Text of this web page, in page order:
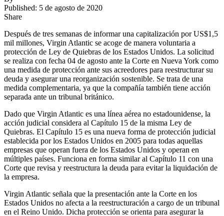
Published: 5 de agosto de 2020
Share
Después de tres semanas de informar una capitalización por US$1,5
mil millones, Virgin Atlantic se acoge de manera voluntaria a
protección de Ley de Quiebras de los Estados Unidos. La solicitud
se realiza con fecha 04 de agosto ante la Corte en Nueva York como
una medida de protección ante sus acreedores para reestructurar su
deuda y asegurar una reorganización sostenible. Se trata de una
medida complementaria, ya que la compañía también tiene acción
separada ante un tribunal británico.
Dado que Virgin Atlantic es una línea aérea no estadounidense, la
acción judicial considera al Capítulo 15 de la misma Ley de
Quiebras. El Capítulo 15 es una nueva forma de protección judicial
establecida por los Estados Unidos en 2005 para todas aquellas
empresas que operan fuera de los Estados Unidos y operan en
múltiples países. Funciona en forma similar al Capítulo 11 con una
Corte que revisa y reestructura la deuda para evitar la liquidación de
la empresa.
Virgin Atlantic señala que la presentación ante la Corte en los
Estados Unidos no afecta a la reestructuración a cargo de un tribunal
en el Reino Unido. Dicha protección se orienta para asegurar la